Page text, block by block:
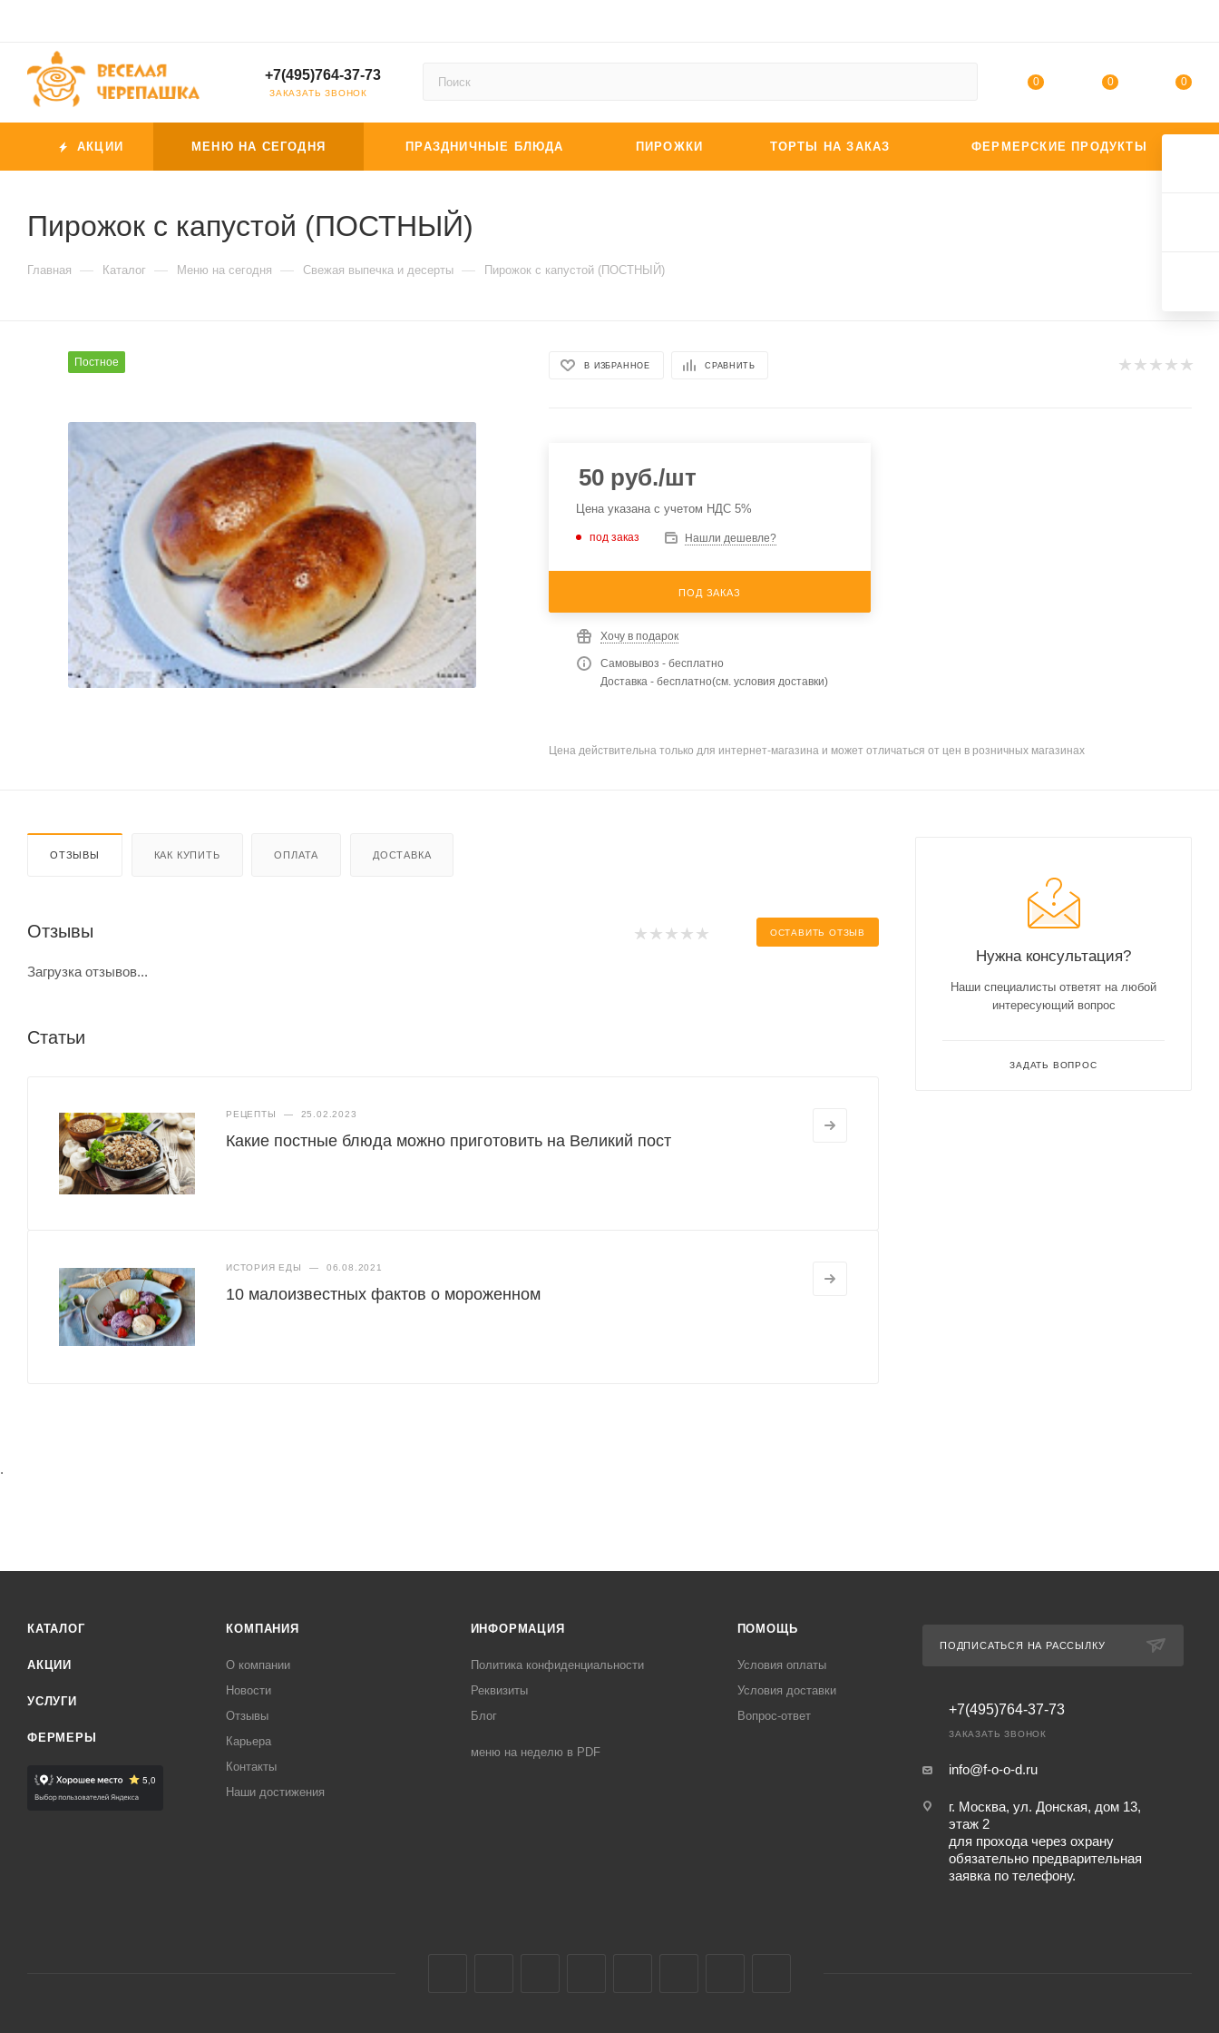
+7(495)764-37-73
ЗАКАЗАТЬ ЗВОНОК
0 0 0
АКЦИИ МЕНЮ НА СЕГОДНЯ ПРАЗДНИЧНЫЕ БЛЮДА ПИРОЖКИ ТОРТЫ НА ЗАКАЗ ФЕРМЕРСКИЕ ПРОДУКТЫ
Пирожок с капустой (ПОСТНЫЙ)
Главная — Каталог — Меню на сегодня — Свежая выпечка и десерты — Пирожок с капустой (ПОСТНЫЙ)
Постное В ИЗБРАННОЕ СРАВНИТЬ
50 руб./шт
Цена указана с учетом НДС 5%
под заказ Нашли дешевле?
ПОД ЗАКАЗ
Хочу в подарок
Самовывоз - бесплатно
Доставка - бесплатно(см. условия доставки)
Цена действительна только для интернет-магазина и может отличаться от цен в розничных магазинах
ОТЗЫВЫ КАК КУПИТЬ ОПЛАТА ДОСТАВКА
Отзывы ОСТАВИТЬ ОТЗЫВ
Загрузка отзывов...
Статьи
РЕЦЕПТЫ — 25.02.2023
Какие постные блюда можно приготовить на Великий пост
ИСТОРИЯ ЕДЫ — 06.08.2021
10 малоизвестных фактов о мороженном
Нужна консультация?
Наши специалисты ответят на любой
интересующий вопрос
ЗАДАТЬ ВОПРОС
.
КАТАЛОГ
АКЦИИ
УСЛУГИ
ФЕРМЕРЫ
КОМПАНИЯ
О компании
Новости
Отзывы
Карьера
Контакты
Наши достижения
ИНФОРМАЦИЯ
Политика конфиденциальности
Реквизиты
Блог
меню на неделю в PDF
ПОМОЩЬ
Условия оплаты
Условия доставки
Вопрос-ответ
ПОДПИСАТЬСЯ НА РАССЫЛКУ
+7(495)764-37-73
ЗАКАЗАТЬ ЗВОНОК
info@f-o-o-d.ru
г. Москва, ул. Донская, дом 13,
этаж 2
для прохода через охрану
обязательно предварительная
заявка по телефону.